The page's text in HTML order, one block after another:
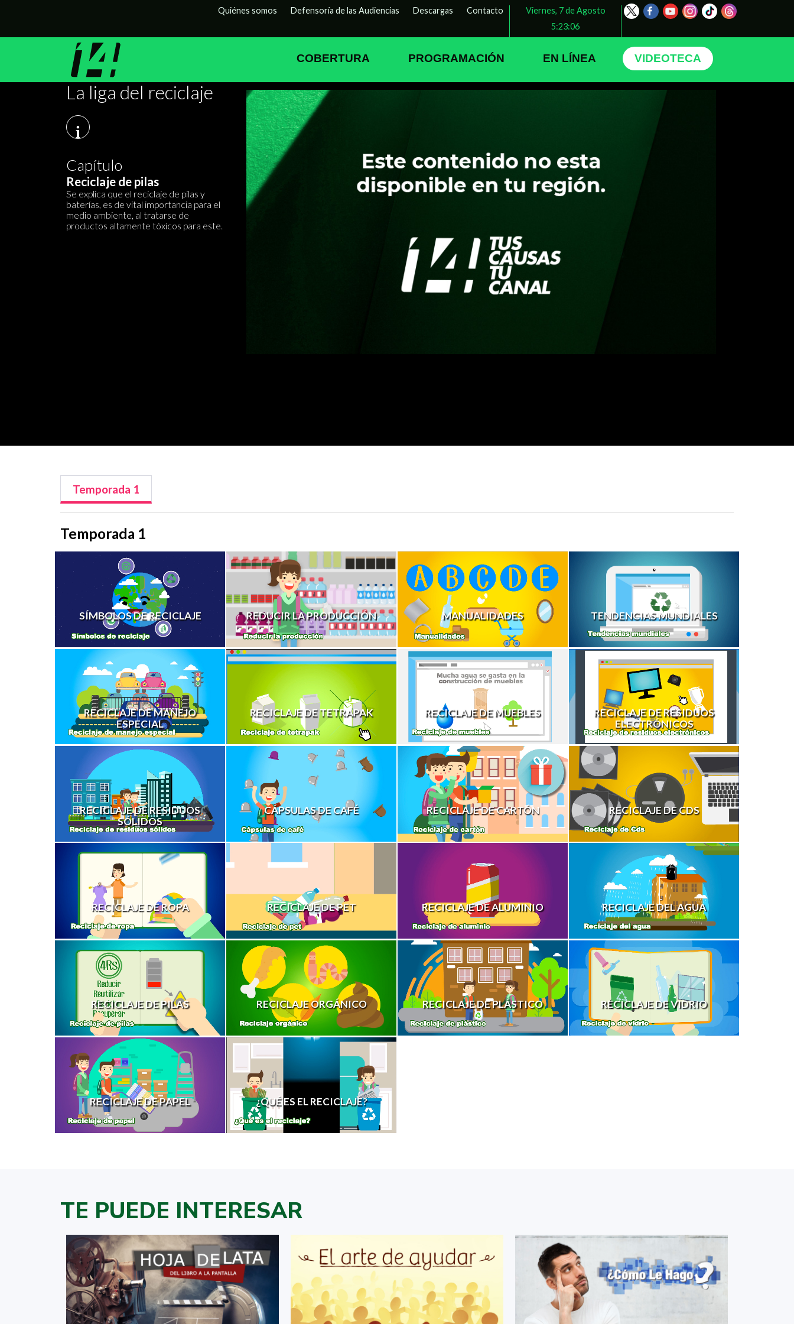
Quiénes somos Defensoría de las Audiencias Descargas Contacto
Viernes, 7 de Agosto
5:23:07
COBERTURA PROGRAMACIÓN EN LÍNEA VIDEOTECA
La liga del reciclaje
i
Capítulo
Reciclaje de pilas
Se explica que el reciclaje de pilas y
baterías, es de vital importancia para el
medio ambiente, al tratarse de
productos altamente tóxicos para este.
Temporada 1
Temporada 1
SÍMBOLOS DE RECICLAJE REDUCIR LA PRODUCCIÓN MANUALIDADES TENDENCIAS MUNDIALES
RECICLAJE DE MANEJO
ESPECIAL
RECICLAJE DE TETRAPAK RECICLAJE DE MUEBLES
RECICLAJE DE RESIDUOS
ELECTRÓNICOS
RECICLAJE DE RESIDUOS
SÓLIDOS
CÁPSULAS DE CAFÉ RECICLAJE DE CARTÓN RECICLAJE DE CDS
RECICLAJE DE ROPA RECICLAJE DE PET RECICLAJE DE ALUMINIO RECICLAJE DEL AGUA
RECICLAJE DE PILAS RECICLAJE ORGÁNICO RECICLAJE DE PLÁSTICO RECICLAJE DE VIDRIO
RECICLAJE DE PAPEL ¿QUÉ ES EL RECICLAJE?
TE PUEDE INTERESAR